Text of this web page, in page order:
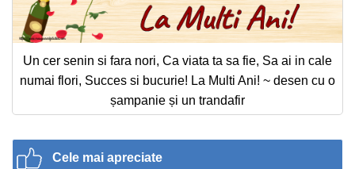
Un cer senin si fara nori, Ca viata ta sa fie, Sa ai in cale
numai flori, Succes si bucurie! La Multi Ani! ~ desen cu o
șampanie și un trandafir
Cele mai apreciate